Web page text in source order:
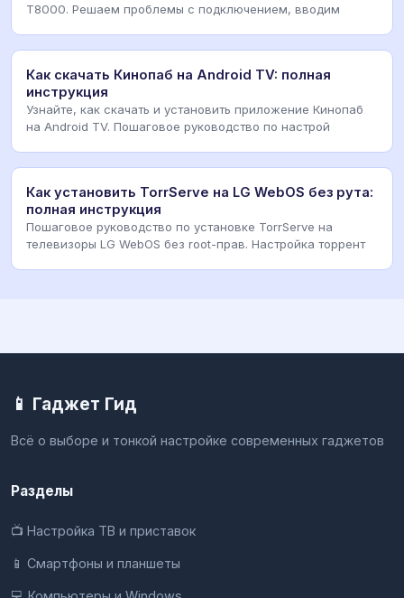
T8000. Решаем проблемы с подключением, вводим
Как скачать Кинопаб на Android TV: полная
инструкция
Узнайте, как скачать и установить приложение Кинопаб
на Android TV. Пошаговое руководство по настрой
Как установить TorrServe на LG WebOS без рута:
полная инструкция
Пошаговое руководство по установке TorrServe на
телевизоры LG WebOS без root-прав. Настройка торрент
📱 Гаджет Гид
Всё о выборе и тонкой настройке современных гаджетов
Разделы
📺 Настройка ТВ и приставок
📱 Смартфоны и планшеты